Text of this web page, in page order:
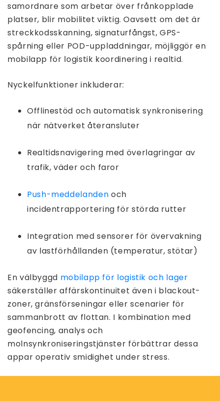
samordnare som arbetar över frånkopplade
platser, blir mobilitet viktig. Oavsett om det är
streckkodsskanning, signaturfångst, GPS-
spårning eller POD-uppladdningar, möjliggör en
mobilapp för logistik koordinering i realtid.
Nyckelfunktioner inkluderar:
Offlinestöd och automatisk synkronisering
när nätverket återansluter
Realtidsnavigering med överlagringar av
trafik, väder och faror
Push-meddelanden och
incidentrapportering för störda rutter
Integration med sensorer för övervakning
av lastförhållanden (temperatur, stötar)
En välbyggd mobilapp för logistik och lager
säkerställer affärskontinuitet även i blackout-
zoner, gränsförseningar eller scenarier för
sammanbrott av flottan. I kombination med
geofencing, analys och
molnsynkroniseringstjänster förbättrar dessa
appar operativ smidighet under stress.